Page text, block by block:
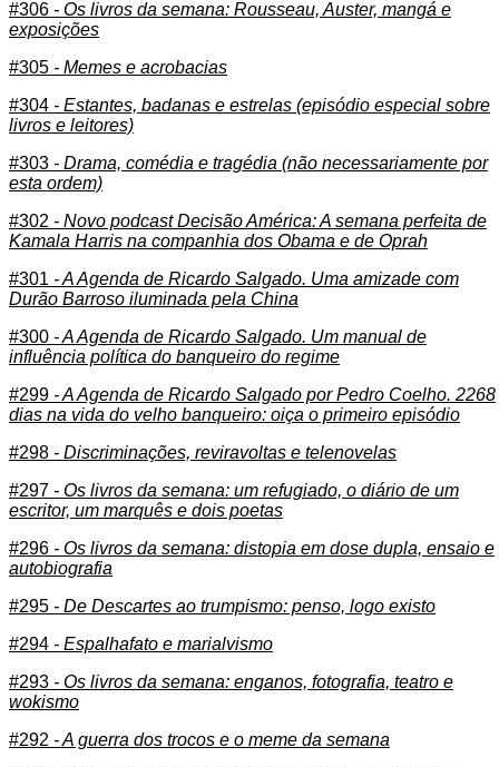
#306 - Os livros da semana: Rousseau, Auster, mangá e
exposições
#305 - Memes e acrobacias
#304 - Estantes, badanas e estrelas (episódio especial sobre
livros e leitores)
#303 - Drama, comédia e tragédia (não necessariamente por
esta ordem)
#302 - Novo podcast Decisão América: A semana perfeita de
Kamala Harris na companhia dos Obama e de Oprah
#301 - A Agenda de Ricardo Salgado. Uma amizade com
Durão Barroso iluminada pela China
#300 - A Agenda de Ricardo Salgado. Um manual de
influência política do banqueiro do regime
#299 - A Agenda de Ricardo Salgado por Pedro Coelho. 2268
dias na vida do velho banqueiro: oiça o primeiro episódio
#298 - Discriminações, reviravoltas e telenovelas
#297 - Os livros da semana: um refugiado, o diário de um
escritor, um marquês e dois poetas
#296 - Os livros da semana: distopia em dose dupla, ensaio e
autobiografia
#295 - De Descartes ao trumpismo: penso, logo existo
#294 - Espalhafato e marialvismo
#293 - Os livros da semana: enganos, fotografia, teatro e
wokismo
#292 - A guerra dos trocos e o meme da semana